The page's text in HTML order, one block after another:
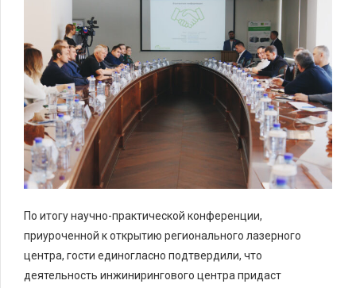
По итогу научно-практической конференции,
приуроченной к открытию регионального лазерного
центра, гости единогласно подтвердили, что
деятельность инжинирингового центра придаст